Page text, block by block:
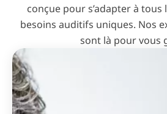
conçue pour s’adapter à tous
besoins auditifs uniques. Nos
sont là pour vous